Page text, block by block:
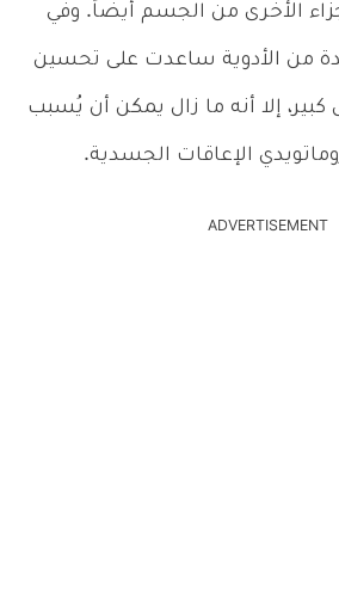
الأخرى من الجسم أيضاً. وفي
من الأدوية ساعدت على تحسين
إلا أنه ما زال يمكن أن يُسبب
الإعاقات الجسدية.
ADVERTISEMENT